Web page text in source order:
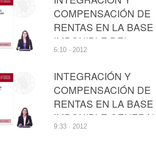
RENTA DE LAS
PERSONAS FÍSICAS
COMPENSACIÓN DE
RENTAS EN LA BASE
IMPONIBLE DEL
AHORRO DEL
IMPUESTO SOBRE LA
RENTA DE LAS
PERSONAS FÍSICAS
6:10 · 2012
INTEGRACIÓN Y
COMPENSACIÓN DE
RENTAS EN LA BASE
IMPONIBLE
DEL IMPUESTO
9:33 · 2012